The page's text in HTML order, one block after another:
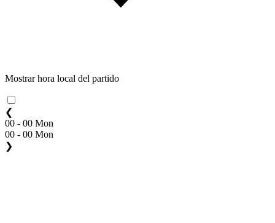
Mostrar hora local del partido
❮
00 - 00 Mon
00 - 00 Mon
❯